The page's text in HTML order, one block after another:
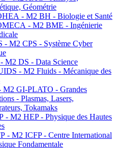
Géométrie
- M2 BH - Biologie et Santé
- M2 BME - Ingénierie
- M2 CPS - Système Cyber
M2 DS - Data Science
- M2 Fluids - Mécanique des
M2 GI-PLATO - Grandes
- Plasmas, Lasers,
Tokamaks
- M2 HEP - Physique des Hautes
- M2 ICFP - Centre International
Fondamentale